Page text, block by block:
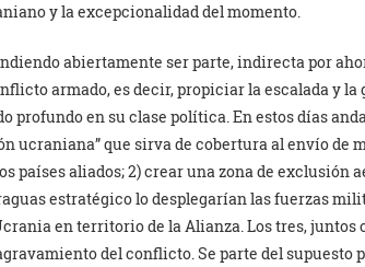
y la excepcionalidad del momento.
abiertamente ser parte, indirecta por
armado, es decir, propiciar la escalada y la
profundo en su clase política. En estos días
ucraniana” que sirva de cobertura al envío de
países aliados; 2) crear una zona de exclusión
estratégico lo desplegarían las fuerzas
en territorio de la Alianza. Los tres, juntos
del conflicto. Se parte del supuesto